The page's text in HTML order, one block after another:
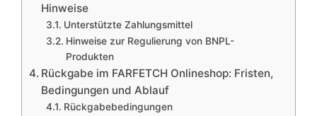
Hinweise
Unterstützte Zahlungsmittel
Hinweise zur Regulierung von BNPL-
Produkten
Rückgabe im FARFETCH Onlineshop: Fristen,
Bedingungen und Ablauf
Rückgabebedingungen